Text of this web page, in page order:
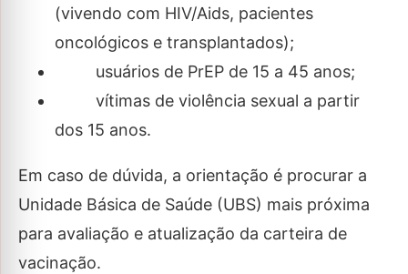
(vivendo com HIV/Aids, pacientes
oncológicos e transplantados);
usuários de PrEP de 15 a 45 anos;
vítimas de violência sexual a partir
dos 15 anos.
Em caso de dúvida, a orientação é procurar a
Unidade Básica de Saúde (UBS) mais próxima
para avaliação e atualização da carteira de
vacinação.